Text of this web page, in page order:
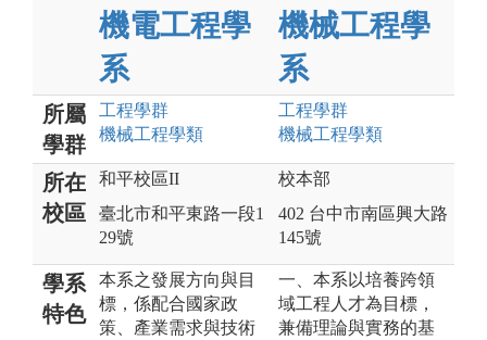
機電工程學
系
機械工程學
系
所屬
學群
工程學群
機械工程學類
工程學群
機械工程學類
所在
校區
和平校區II
臺北市和平東路一段1
29號
校本部
402 台中市南區興大路
145號
學系
特色
本系之發展方向與目
標，係配合國家政
策、產業需求與技術
一、本系以培養跨領
域工程人才為目標，
兼備理論與實務的基